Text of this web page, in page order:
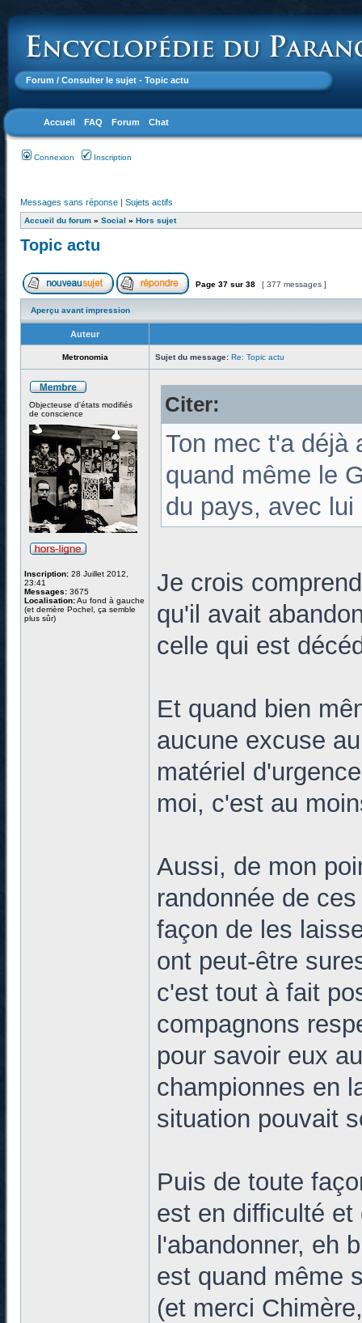
Forum / Consulter le sujet - Topic actu
Accueil FAQ Forum Chat
Connexion Inscription
Messages sans réponse | Sujets actifs
Accueil du forum » Social » Hors sujet
Topic actu
Page 37 sur 38 [ 377 messages ]
Aperçu avant impression
Auteur
Metronomia Sujet du message: Re: Topic actu
Objecteuse d'états modifiés
de conscience
Inscription: 28 Juillet 2012,
23:41
Messages: 3675
Localisation:Au fond à gauche
(et derrière Pochel, ça semble
plus sûr)
Citer:
Ton mec t'a déjà
quand même le
du pays, avec lui
Je crois
qu'il avait
celle qui est
Et quand bien
aucune excuse
matériel
moi, c'est au
Aussi, de mon
randonnée de
façon de les
ont peut-être
c'est tout à fait
compagnons
pour savoir eux
championnes en
situation pouvait
Puis de toute
est en difficulté
l'abandonner, eh
est quand même
(et merci